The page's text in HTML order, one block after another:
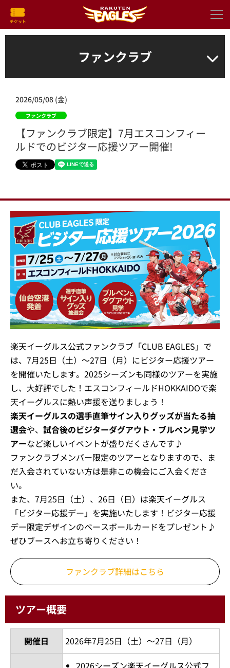
ファンクラブ
2026/05/08 (金)
ファンクラブ
【ファンクラブ限定】7月エスコンフィー
ルドでのビジター応援ツアー開催!
楽天イーグルス公式ファンクラブ「CLUB EAGLES」で
は、7月25日（土）～27日（月）にビジター応援ツアー
を開催いたします。2025シーズンも同様のツアーを実施
し、大好評でした！エスコンフィールドHOKKAIDOで楽
天イーグルスに熱い声援を送りましょう！
楽天イーグルスの選手直筆サイン入りグッズが当たる抽
選会や、 試合後のビジターダグアウト・ブルペン見学ツ
アーなど楽しいイベントが盛りだくさんです♪
ファンクラブメンバー限定のツアーとなりますので、ま
だ入会されていない方は是非この機会にご入会くださ
い。
また、7月25日（土）、26日（日）は楽天イーグルス
「ビジター応援デー」を実施いたします！ビジター応援
デー限定デザインのベースボールカードをプレゼント♪
ぜひブースへお立ち寄りください！
ファンクラブ詳細はこちら
ツアー概要
開催日 2026年7月25日（土）～27日（月）
2026シーズン楽天イーグルス公式フ